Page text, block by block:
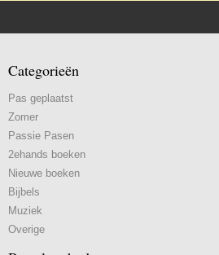
Categorieën
Pas geplaatst
Zomer
Passie Pasen
2ehands boeken
Nieuwe boeken
Bijbels
Muziek
Overige